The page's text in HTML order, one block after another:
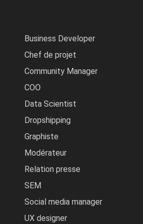
Business Developer
Chef de projet
Community Manager
COO
Data Scientist
Dropshipping
Graphiste
Modérateur
Relation presse
SEM
Social media manager
UX designer